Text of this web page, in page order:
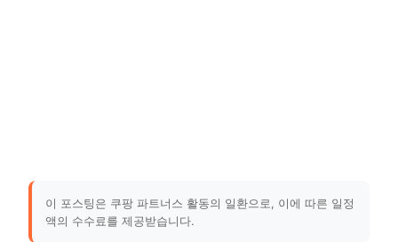
이 포스팅은 쿠팡 파트너스 활동의 일환으로, 이에 따른 일정
액의 수수료를 제공받습니다.